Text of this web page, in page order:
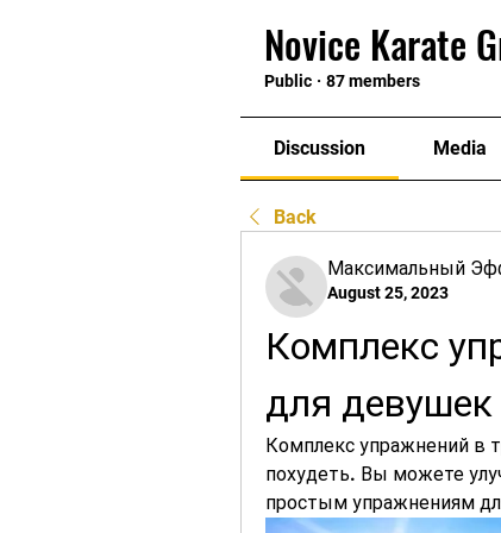
Novice Karate
Public · 87 members
Discussion Media
Back
Максимальный
August 25, 2023
Комплекс
для девушек
Комплекс упражнений в
похудеть. Вы можете
простым упражнениям